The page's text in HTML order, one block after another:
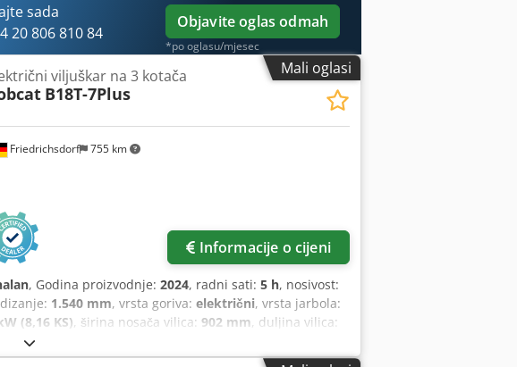
sada
20 806 810 84
Objavite oglas odmah
*po oglasu/mjesec
Mali oglasi
Friedrichsdorf 755 km
viljuškar na 3 kotača
B18T-7Plus
Informacije o cijeni
, Godina proizvodnje: 2024, radni sati: 5 h, nosivost:
1.540 mm, vrsta goriva: električni, vrsta jarbola:
(8,16 KS), širina nosača vilica: 902 mm, duljina vilica:
duljina:
Centar opterećenja: 500 Širina vilice: 100 mm